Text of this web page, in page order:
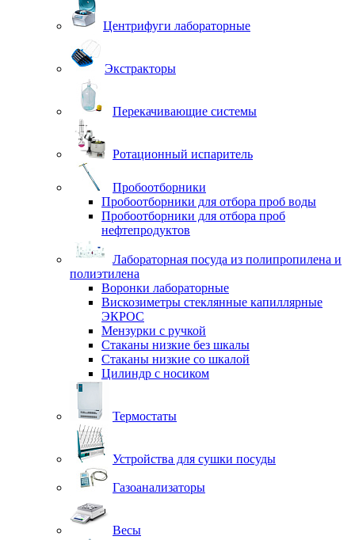
Центрифуги лабораторные
Экстракторы
Перекачивающие системы
Ротационный испаритель
Пробоотборники
Пробоотборники для отбора проб воды
Пробоотборники для отбора проб
нефтепродуктов
Лабораторная посуда из полипропилена и
полиэтилена
Воронки лабораторные
Вискозиметры стеклянные капиллярные
ЭКРОС
Мензурки с ручкой
Стаканы низкие без шкалы
Стаканы низкие со шкалой
Цилиндр с носиком
Термостаты
Устройства для сушки посуды
Газоанализаторы
Весы